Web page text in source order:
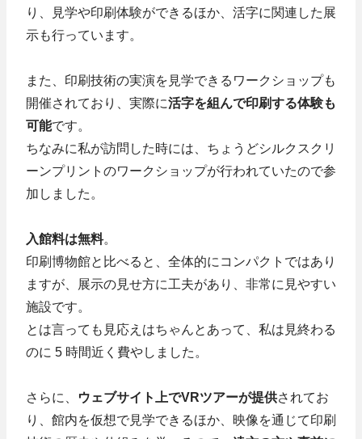
り、見学や印刷体験ができるほか、活字に関連した展
示も行っています。
また、印刷技術の実演を見学できるワークショップも
開催されており、実際に活字を組んで印刷する体験も
可能です。
ちなみに私が訪問した時には、ちょうどシルクスクリ
ーンプリントのワークショップが行われていたので参
加しました。
入館料は無料。
印刷博物館と比べると、全体的にコンパクトではあり
ますが、展示の見せ方に工夫があり、非常に見やすい
施設です。
とは言っても見応えはちゃんとあって、私は見終わる
のに 5 時間近く費やしました。
さらに、 ウェブサイト上でVRツアーが提供されてお
り、館内を仮想で見学できるほか、映像を通じて印刷